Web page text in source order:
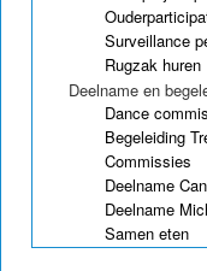
Surveillance
Rugzak huren
Deelname en
Dance
Begeleiding
Commissies
Deelname
Deelname
Samen eten